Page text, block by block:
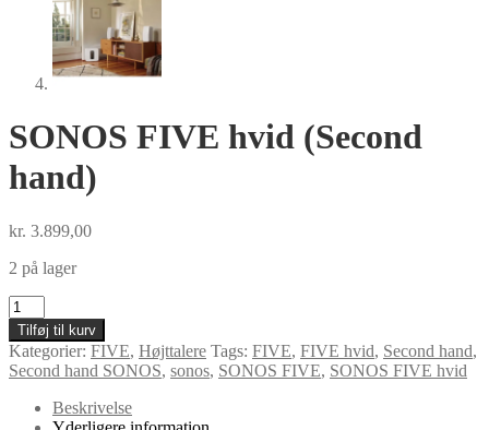
SONOS FIVE hvid (Second
hand)
kr. 3.899,00
2 på lager
SONOS
FIVE
hvid
(Second
hand)
antal
Tilføj til kurv
Kategorier: FIVE, Højttalere Tags: FIVE, FIVE hvid, Second hand,
Second hand SONOS, sonos, SONOS FIVE, SONOS FIVE hvid
Beskrivelse